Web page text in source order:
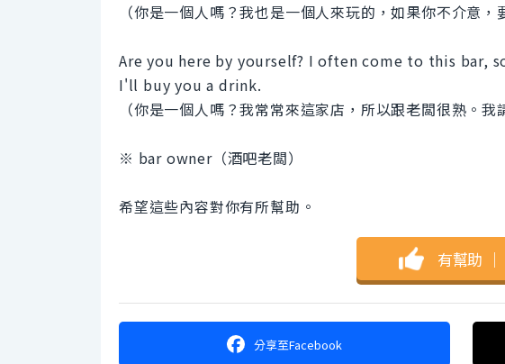
（你是一個人嗎？我也是一個人來玩的，如果你不介意，
Are you here by yourself? I often come to this bar,
I'll buy you a drink.
（你是一個人嗎？我常常來這家店，所以跟老闆很熟。我
※ bar owner（酒吧老闆）
希望這些內容對你有所幫助。
有幫助 ｜
分享至Facebook